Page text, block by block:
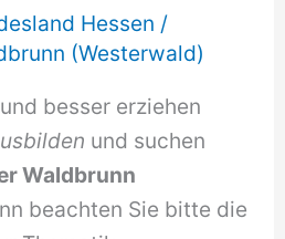
Hessen /
(Westerwald)
besser erziehen
und suchen
Waldbrunn
beachten Sie bitte die